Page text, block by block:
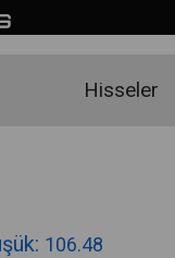
Hisseler
106.48